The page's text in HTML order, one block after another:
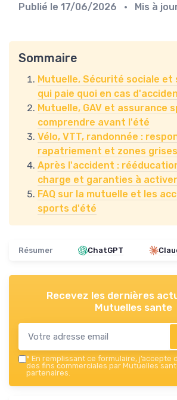
Publié le 17/06/2026 • Mis à
Sommaire
Mutuelle, Sécurité sociale
qui paie quoi en cas
Mutuelle, GAV et assurance
comprendre avant l'été
Vélo, VTT, randonnée :
rapatriement et zones grises
Après l'accident :
charge et garanties à activer
FAQ sur la mutuelle et les
sports d'été
Résumer ChatGPT
Recevez les dernières
Mutuelles sante
* En remplissant ce formulaire, j’accepte
des fins commerciales par Mutuelles
partenaires.